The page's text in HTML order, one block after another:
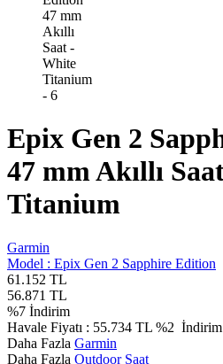
Epix Gen 2
47 mm Akıllı
Titanium
Garmin
Model : Epix Gen 2 Sapphire Edition
61.152 TL
56.871 TL
%7 İndirim
Havale Fiyatı : 55.734 TL %2 İndirim
Daha Fazla Garmin
Daha Fazla Outdoor Saat